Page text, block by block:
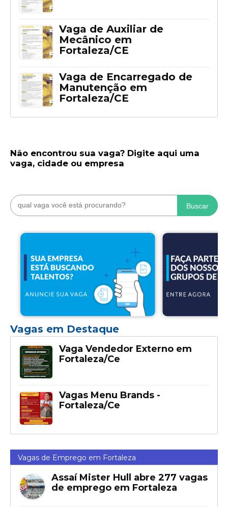
Vaga de Auxiliar de
Mecânico em
Fortaleza/CE
Vaga de Encarregado de
Manutenção em
Fortaleza/CE
Não encontrou sua vaga? Digite aqui uma
vaga, cidade ou empresa
Buscar
Vagas em Destaque
Vaga Vendedor Externo em
Fortaleza/Ce
Vagas Menu Brands -
Fortaleza/Ce
Vagas de Emprego em Fortaleza
Assaí Mister Hull abre 277 vagas
de emprego em Fortaleza